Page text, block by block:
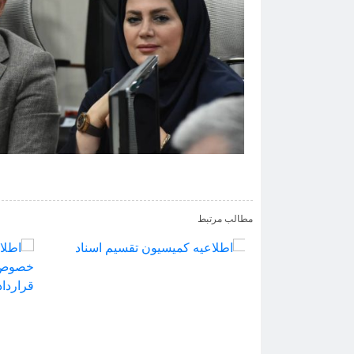
مطالب مرتبط